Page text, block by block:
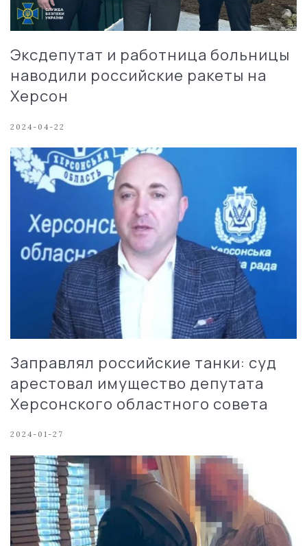
Эксдепутат и работница больницы
наводили российские ракеты на
Херсон
2024-04-22
Заправлял российские танки: суд
арестовал имущество депутата
Херсонского областного совета
2024-01-27